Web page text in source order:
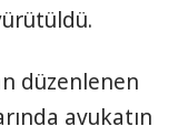
düzenlenen
avukatın